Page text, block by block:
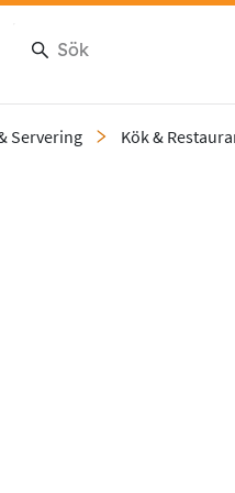
Servering Kök &